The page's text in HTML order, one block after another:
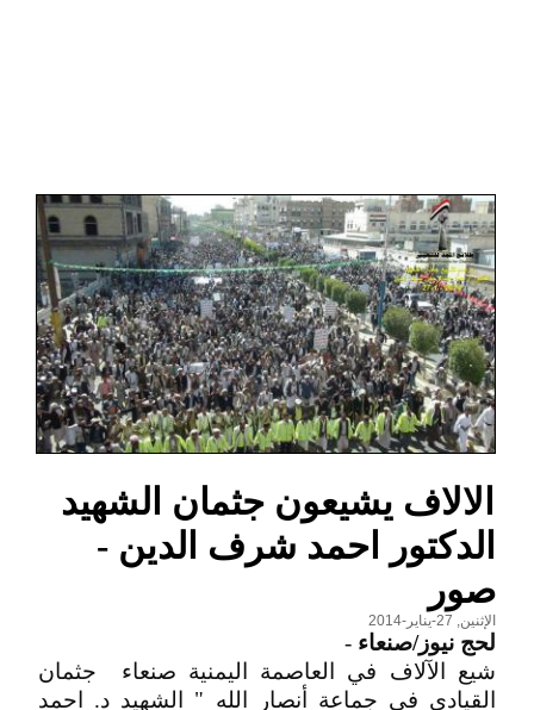
الالاف يشيعون جثمان الشهيد
الدكتور احمد شرف الدين -
صور
الإثنين, 27-يناير-2014
لحج نيوز/صنعاء -
شيع الآلاف في العاصمة اليمنية صنعاء جثمان
القيادي في جماعة أنصار الله " الشهيد د. احمد